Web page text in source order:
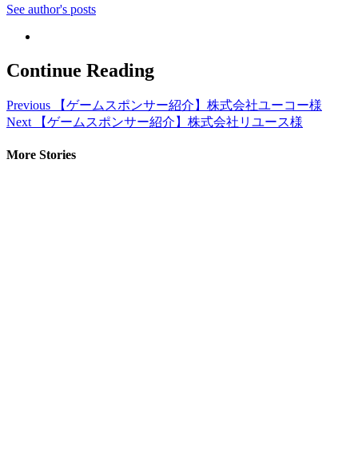
See author's posts
Continue Reading
Previous 【ゲームスポンサー紹介】株式会社ユーコー様
Next 【ゲームスポンサー紹介】株式会社リユース様
More Stories